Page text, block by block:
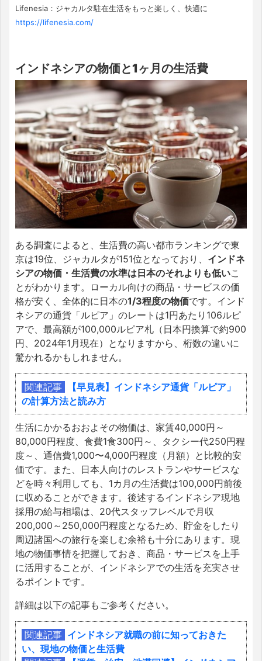
Lifenesia：ジャカルタ駐在生活をもっと楽しく、快適に
https://lifenesia.com/
インドネシアの物価と1ヶ月の生活費
ある調査によると、生活費の高い都市ランキングで東
京は19位、ジャカルタが151位となっており、 インドネ
シアの物価・生活費の水準は日本のそれよりも低いこ
とがわかります。ローカル向けの商品・サービスの価
格が安く、全体的に日本の1/3程度の物価です。インド
ネシアの通貨「ルピア」のレートは1円あたり106ルピ
アで、最高額が100,000ルピア札（日本円換算で約900
円、2024年1月現在）となりますから、桁数の違いに
驚かれるかもしれません。
関連記事
【早見表】インドネシア通貨「ルピア」
の計算方法と読み方
生活にかかるおおよその物価は、家賃40,000円～
80,000円程度、食費1食300円～、タクシー代250円程
度～、通信費1,000〜4,000円程度（月額）と比較的安
価です。また、日本人向けのレストランやサービスな
どを時々利用しても、1カ月の生活費は100,000円前後
に収めることができます。後述するインドネシア現地
採用の給与相場は、20代スタッフレベルで月収
200,000～250,000円程度となるため、貯金をしたり
周辺諸国への旅行を楽しむ余裕も十分にあります。現
地の物価事情を把握しておき、商品・サービスを上手
に活用することが、インドネシアでの生活を充実させ
るポイントです。
詳細は以下の記事もご参考ください。
関連記事 インドネシア就職の前に知っておきた
い、現地の物価と生活費